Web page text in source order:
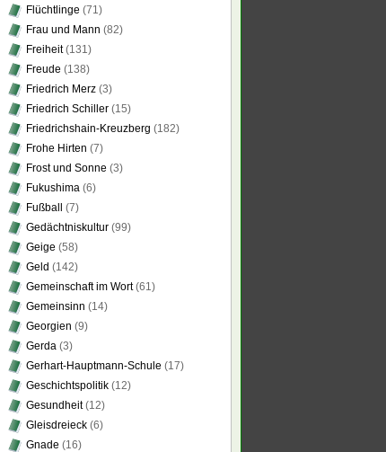
Flüchtlinge (71)
Frau und Mann (82)
Freiheit(131)
Freude (138)
Friedrich Merz (3)
Friedrich Schiller (15)
Friedrichshain-Kreuzberg (182)
Frohe Hirten (7)
Frost und Sonne (3)
Fukushima (6)
Fußball
(7)
Gedächtniskultur (99)
Geige (58)
Geld (142)
Gemeinschaft im Wort(61)
Gemeinsinn (14)
Georgien (9)
Gerda (3)
Gerhart-Hauptmann-Schule (17)
Geschichtspolitik (12)
Gesundheit(12)
Gleisdreieck (6)
Gnade (16)